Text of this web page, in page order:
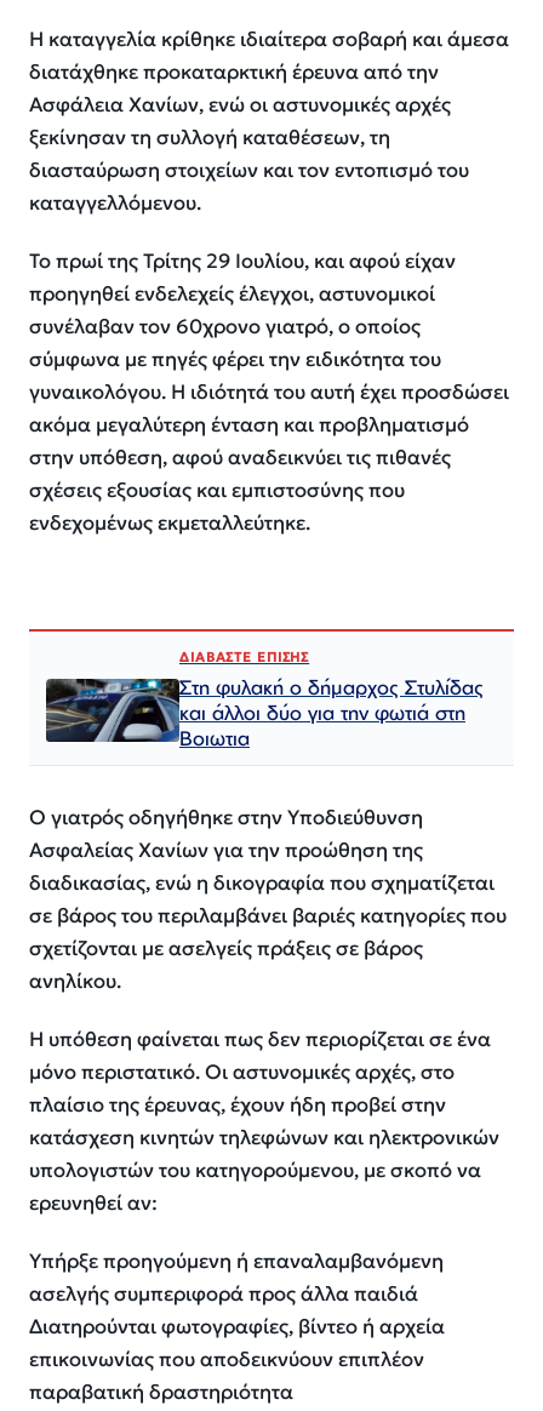
Η καταγγελία κρίθηκε ιδιαίτερα σοβαρή και άμεσα
διατάχθηκε προκαταρκτική έρευνα από την
Ασφάλεια Χανίων, ενώ οι αστυνομικές αρχές
ξεκίνησαν τη συλλογή καταθέσεων, τη
διασταύρωση στοιχείων και τον εντοπισμό του
καταγγελλόμενου.
Το πρωί της Τρίτης 29 Ιουλίου, και αφού είχαν
προηγηθεί ενδελεχείς έλεγχοι, αστυνομικοί
συνέλαβαν τον 60χρονο γιατρό, ο οποίος
σύμφωνα με πηγές φέρει την ειδικότητα του
γυναικολόγου. Η ιδιότητά του αυτή έχει προσδώσει
ακόμα μεγαλύτερη ένταση και προβληματισμό
στην υπόθεση, αφού αναδεικνύει τις πιθανές
σχέσεις εξουσίας και εμπιστοσύνης που
ενδεχομένως εκμεταλλεύτηκε.
ΔΙΑΒΑΣΤΕ ΕΠΙΣΗΣ
Στη φυλακή ο δήμαρχος Στυλίδας
και άλλοι δύο για την φωτιά στη
Βοιωτια
Ο γιατρός οδηγήθηκε στην Υποδιεύθυνση
Ασφαλείας Χανίων για την προώθηση της
διαδικασίας, ενώ η δικογραφία που σχηματίζεται
σε βάρος του περιλαμβάνει βαριές κατηγορίες που
σχετίζονται με ασελγείς πράξεις σε βάρος
ανηλίκου.
Η υπόθεση φαίνεται πως δεν περιορίζεται σε ένα
μόνο περιστατικό. Οι αστυνομικές αρχές, στο
πλαίσιο της έρευνας, έχουν ήδη προβεί στην
κατάσχεση κινητών τηλεφώνων και ηλεκτρονικών
υπολογιστών του κατηγορούμενου, με σκοπό να
ερευνηθεί αν:
Υπήρξε προηγούμενη ή επαναλαμβανόμενη
ασελγής συμπεριφορά προς άλλα παιδιά
Διατηρούνται φωτογραφίες, βίντεο ή αρχεία
επικοινωνίας που αποδεικνύουν επιπλέον
παραβατική δραστηριότητα